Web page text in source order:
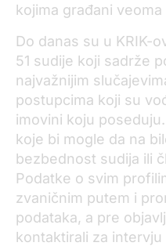
kojima građani veoma
Do danas su u KRIK-
51 sudije koji sadrže
najvažnijim
postupcima koji su
imovini koju
koje bi mogle da na
bezbednost sudija ili
Podatke o svim
zvaničnim putem i
podataka, a pre
kontaktirali za